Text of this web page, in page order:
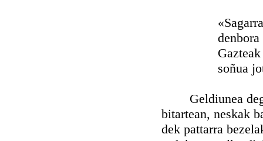
«Sagarra
denbora
Gazteak
soñua
Geldiunea
bitartean, neskak
dek pattarra